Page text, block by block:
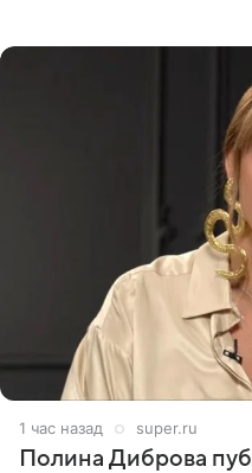
1 час назад super.ru
Полина Диброва